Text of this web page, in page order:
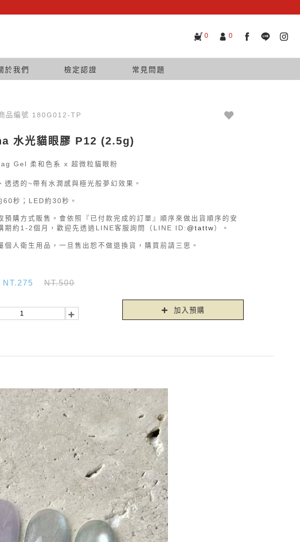
於我們 檢定認證 常見問題
0 0
品編號 180G012-TP
水光貓眼膠 P12 (2.5g)
Gel 柔和色系 x 超微粒貓眼粉
透透的~帶有水潤感與極光般夢幻效果。
秒；LED約30秒。
預購方式販售。會依照『已付款完成的訂單』順序來做出貨順序的安
期約1-2個月，歡迎先透過LINE客服詢問（LINE ID: @tattw ）。
個人衛生用品，一旦售出恕不做退換貨，購買前請三思。
NT.275 NT.500
加入預購